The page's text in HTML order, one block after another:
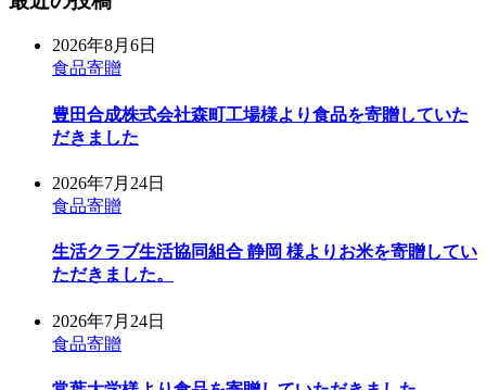
2026年8月6日
食品寄贈
豊田合成株式会社森町工場様より食品を寄贈していた
だきました
2026年7月24日
食品寄贈
生活クラブ生活協同組合 静岡 様よりお米を寄贈してい
ただきました。
2026年7月24日
食品寄贈